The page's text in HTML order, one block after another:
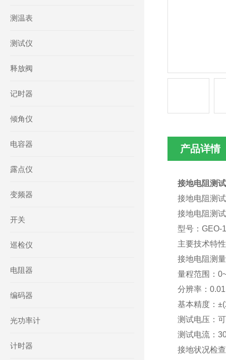
测温表
测试仪
释放阀
记时器
倾角仪
电容器
露点仪
变频器
开关
巡检仪
电阻器
编码器
光功率计
计时器
产品详情
接地电阻测
接地电阻测
接地电阻测
型号：
主要技术特
接地电阻测
量程范围：
分辨率：
基本精度：
测试电压：
测试电流：
接地状况检